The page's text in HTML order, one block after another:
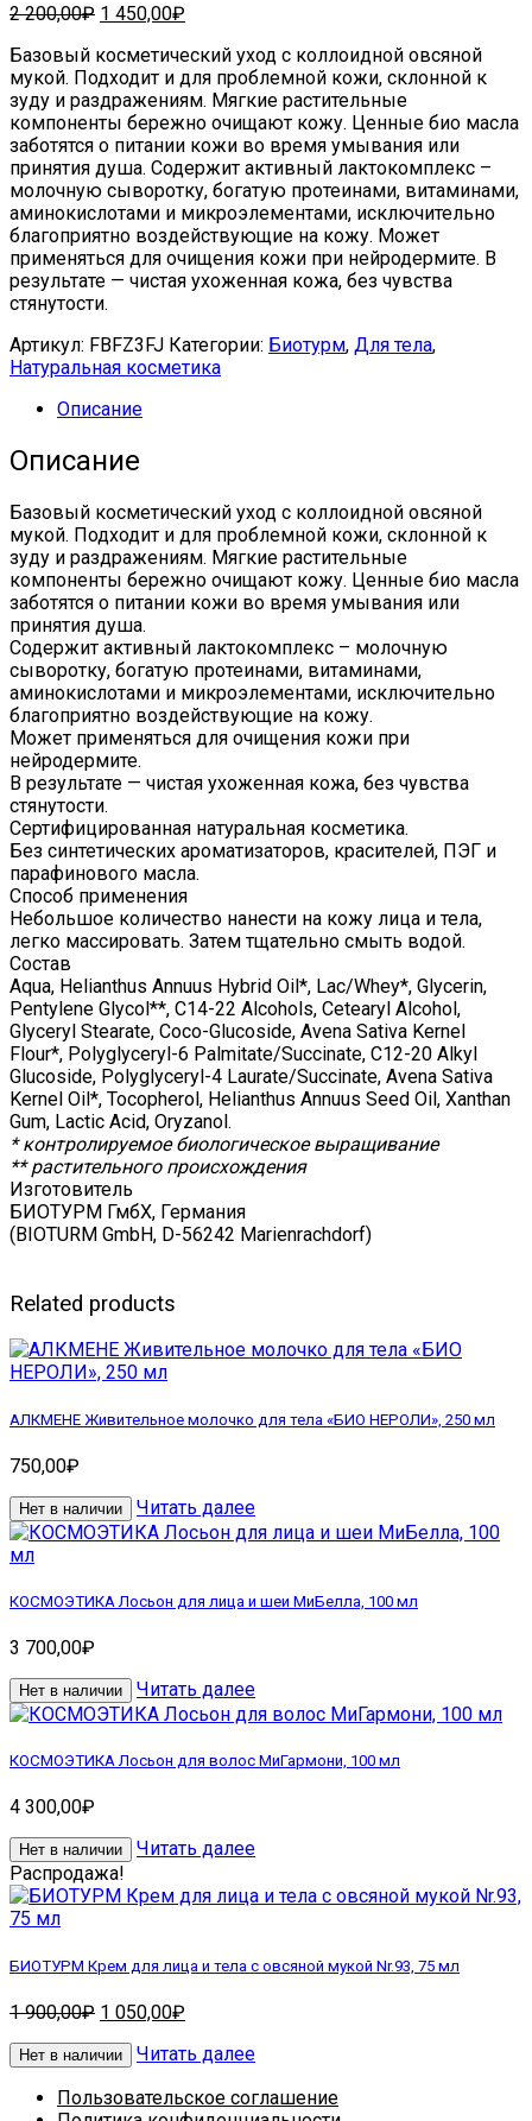
2 200,00₽ Первоначальная
составляла
2
200,00₽.
1 450,00₽
1
450,00₽.
Базовый косметический уход с коллоидной овсяной
мукой. Подходит и для проблемной кожи, склонной к
зуду и раздражениям. Мягкие растительные
компоненты бережно очищают кожу. Ценные био масла
заботятся о питании кожи во время умывания или
принятия душа. Содержит активный лактокомплекс –
молочную сыворотку, богатую протеинами, витаминами,
аминокислотами и микроэлементами, исключительно
благоприятно воздействующие на кожу. Может
применяться для очищения кожи при нейродермите. В
результате — чистая ухоженная кожа, без чувства
стянутости.
Артикул: FBFZ3FJ Категории: Биотурм, Для тела,
Натуральная косметика
Описание
Описание
Базовый косметический уход с коллоидной овсяной
мукой. Подходит и для проблемной кожи, склонной к
зуду и раздражениям. Мягкие растительные
компоненты бережно очищают кожу. Ценные био масла
заботятся о питании кожи во время умывания или
принятия душа.
Содержит активный лактокомплекс – молочную
сыворотку, богатую протеинами, витаминами,
аминокислотами и микроэлементами, исключительно
благоприятно воздействующие на кожу.
Может применяться для очищения кожи при
нейродермите.
В результате — чистая ухоженная кожа, без чувства
стянутости.
Сертифицированная натуральная косметика.
Без синтетических ароматизаторов, красителей, ПЭГ и
парафинового масла.
Способ применения
Небольшое количество нанести на кожу лица и тела,
легко массировать. Затем тщательно смыть водой.
Состав
Aqua, Helianthus Annuus Hybrid Oil*, Lac/Whey*, Glycerin,
Pentylene Glycol**, C14-22 Alcohols, Cetearyl Alcohol,
Glyceryl Stearate, Coco-Glucoside, Avena Sativa Kernel
Flour*, Polyglyceryl-6 Palmitate/Succinate, C12-20 Alkyl
Glucoside, Polyglyceryl-4 Laurate/Succinate, Avena Sativa
Kernel Oil*, Tocopherol, Helianthus Annuus Seed Oil, Xanthan
Gum, Lactic Acid, Oryzanol.
* контролируемое биологическое выращивание
** растительного происхождения
Изготовитель
БИОТУРМ ГмбХ, Германия
(BIOTURM GmbH, D-56242 Marienrachdorf)
Related products
АЛКМЕНЕ Живительное молочко для тела «БИО НЕРОЛИ», 250 мл
750,00₽
Нет в наличии Читать далее
КОСМОЭТИКА Лосьон для лица и шеи МиБелла, 100 мл
3 700,00₽
Нет в наличии Читать далее
КОСМОЭТИКА Лосьон для волос МиГармони, 100 мл
4 300,00₽
Нет в наличии
Читать далее
Распродажа!
БИОТУРМ Крем для лица и тела с овсяной мукой Nr.93, 75 мл
1 900,00₽ Первоначальная
составляла
900,00₽.
1 050,00₽
1
Нет в наличии
Читать далее
Пользовательское соглашение